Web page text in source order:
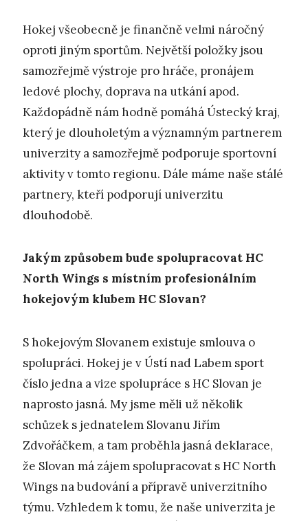
Hokej všeobecně je finančně velmi náročný
oproti jiným sportům. Největší položky jsou
samozřejmě výstroje pro hráče, pronájem
ledové plochy, doprava na utkání apod.
Každopádně nám hodně pomáhá Ústecký kraj,
který je dlouholetým a významným partnerem
univerzity a samozřejmě podporuje sportovní
aktivity v tomto regionu. Dále máme naše stálé
partnery, kteří podporují univerzitu
dlouhodobě.
Jakým způsobem bude spolupracovat HC
North Wings s místním profesionálním
hokejovým klubem HC Slovan?
S hokejovým Slovanem existuje smlouva o
spolupráci. Hokej je v Ústí nad Labem sport
číslo jedna a vize spolupráce s HC Slovan je
naprosto jasná. My jsme měli už několik
schůzek s jednatelem Slovanu Jiřím
Zdvořáčkem, a tam proběhla jasná deklarace,
že Slovan má zájem spolupracovat s HC North
Wings na budování a přípravě univerzitního
týmu. Vzhledem k tomu, že naše univerzita je